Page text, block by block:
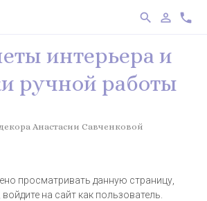
search person_outline phone
интерьера и
ручной работы
Анастасии Савченковой
просматривать данную страницу,
на сайт как пользователь.